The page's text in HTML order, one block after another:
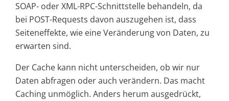
SOAP- oder XML-RPC-Schnittstelle behandeln, da
bei POST-Requests davon auszugehen ist, dass
Seiteneffekte, wie eine Veränderung von Daten, zu
erwarten sind.
Der Cache kann nicht unterscheiden, ob wir nur
Daten abfragen oder auch verändern. Das macht
Caching unmöglich. Anders herum ausgedrückt,